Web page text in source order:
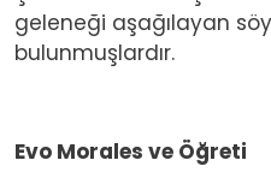
geleneği aşağılayan
bulunmuşlardır.
Evo Morales ve Öğreti